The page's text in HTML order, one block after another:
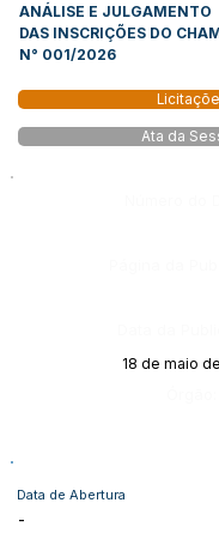
ANÁLISE E JULGAMENTO
DAS INSCRIÇÕES DO
N° 001/2026
Ata da
18 de maio
Data de Abertura
-